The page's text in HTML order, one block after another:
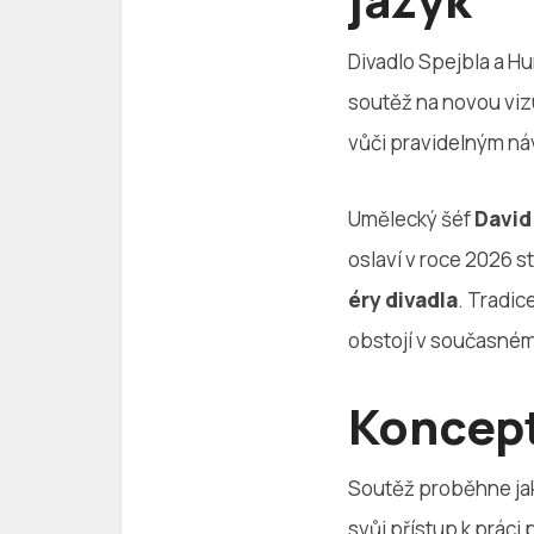
Divadlo Spejbla a
soutěž na novou
vůči pravidelným
Umělecký šéf
oslaví v roce 2026
éry divadla.
obstojí v
Soutěž proběhne